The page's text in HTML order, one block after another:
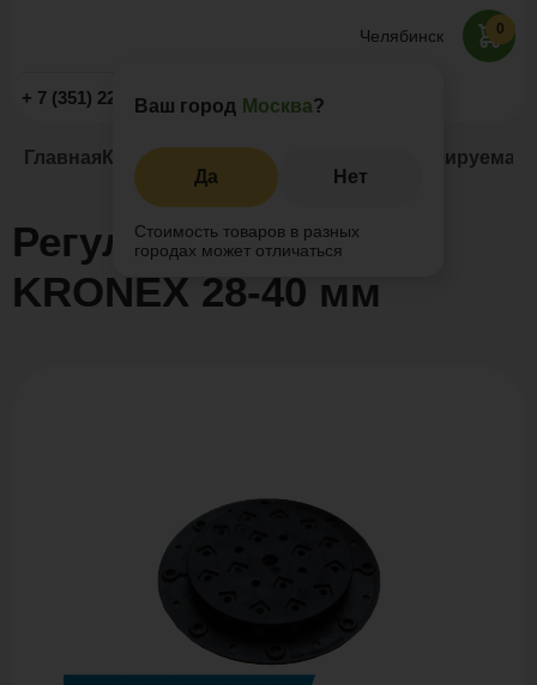
Челябинск
Ваш город Москва?
Да Нет
Стоимость товаров в разных
городах может отличаться
+ 7 (351) 225-89-09 Заказать звонок
0
Главная Каталог Регулируемые опоры
Регулируемая опора
KRONEX 28-40 мм